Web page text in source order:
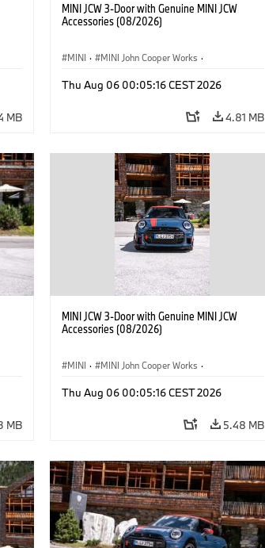
MB
MINI JCW 3-Door with Genuine MINI JCW
Accessories (08/2026)
MINI · MINI John Cooper Works ·
Optional Extras, Accessories
Thu Aug 06 00:05:16 CEST 2026
4.81 MB
MB
MINI JCW 3-Door with Genuine MINI JCW
Accessories (08/2026)
MINI · MINI John Cooper Works ·
Optional Extras, Accessories
Thu Aug 06 00:05:16 CEST 2026
5.48 MB